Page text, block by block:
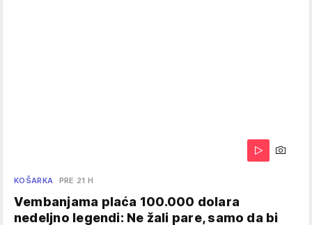
KOŠARKA PRE 21 H
Vembanjama plaća 100.000 dolara
nedeljno legendi: Ne žali pare, samo da bi